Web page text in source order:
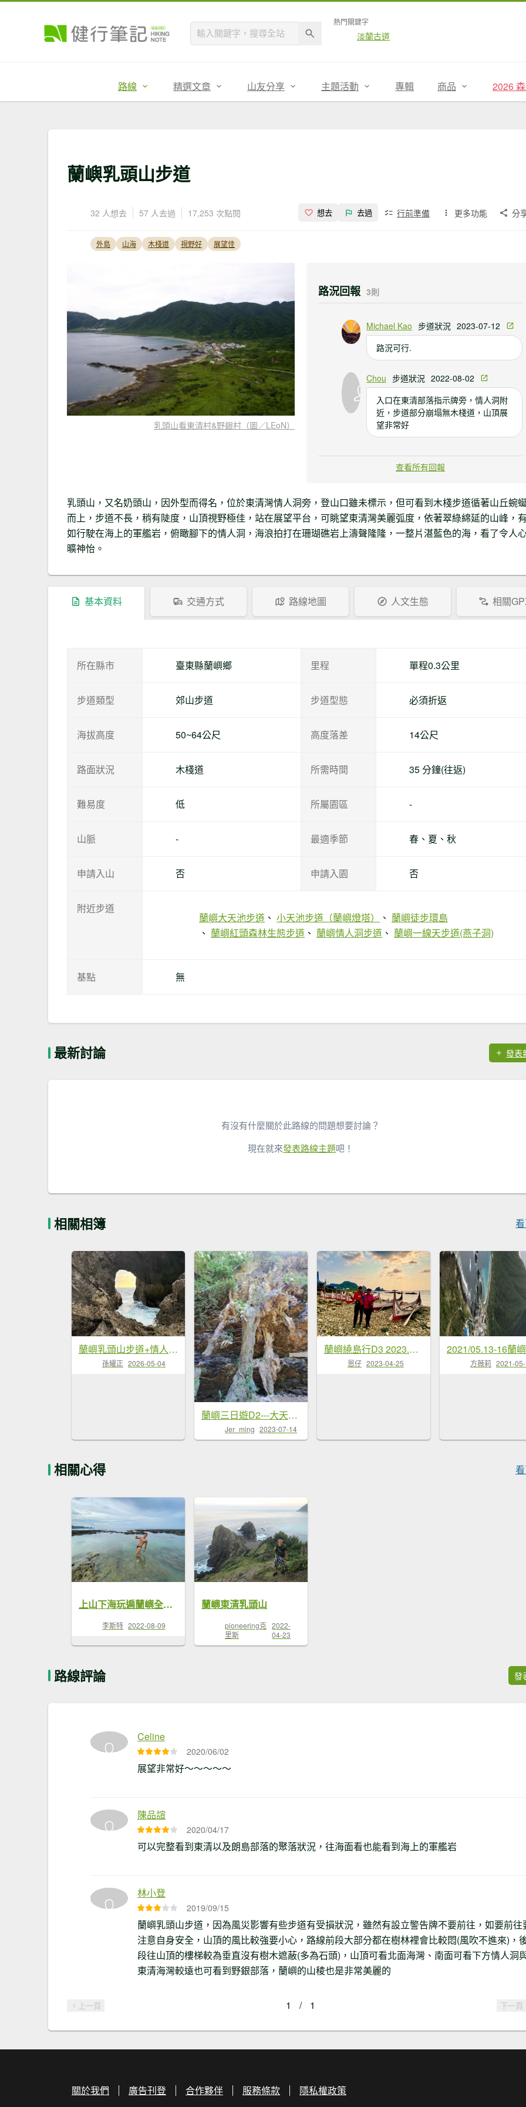
熱門關鍵字
淡蘭古道
路線 精選文章 山友分享 主題活動 專輯 商品 2026
蘭嶼乳頭山步道
32 人想去 57 人去過 17,253 次點閱 想去 去過 行前準備 更多功能 分
外島 山海 木棧道 視野好 展望佳
乳頭山看東清村&野銀村（圖／LEoN）
路況回報 3則
Michael Kao 步道狀況 2023-07-12
路況可行.
Chou 步道狀況 2022-08-02
入口在東清部落指示牌旁，情人洞附
近，步道部分崩塌無木棧道，山頂展
望非常好
黃冠中 步道狀況 2018-06-13
好、展望佳
查看所有回報
乳頭山，又名奶頭山，因外型而得名，位於東清灣情人洞旁，登山口雖未標示，但可看到木棧步道循著山丘蜿
而上，步道不長，稍有陡度，山頂視野極佳，站在展望平台，可眺望東清灣美麗弧度，依著翠綠綿延的山峰，
如行駛在海上的軍艦岩，俯瞰腳下的情人洞，海浪拍打在珊瑚礁岩上濤聲隆隆，一整片湛藍色的海，看了令人
曠神怡。
基本資料 交通方式 路線地圖 人文生態 相關
所在縣市 臺東縣蘭嶼鄉 里程 單程0.3公里
步道類型 郊山步道 步道型態 必須折返
海拔高度 50~64公尺 高度落差 14公尺
路面狀況 木棧道 所需時間 35 分鐘(往返)
難易度 低 所屬園區 -
山脈 - 最適季節 春、夏、秋
申請入山 否 申請入園 否
附近步道
蘭嶼大天池步道 小天池步道（蘭嶼燈塔）
蘭嶼徒步環島
蘭嶼紅頭森林生態步道
蘭嶼情人洞步道 蘭嶼一線天步道(燕子洞)
基點 無
最新討論 發表
有沒有什麼關於此路線的問題想要討論？
現在就來發表路線主題吧！
相關相簿
蘭嶼乳頭山步道+情人洞步道 20260420
孫耀正 2026-05-04
蘭嶼三日遊D2---大天池步道+紅頭森林生態步道+乳頭山步道+情人洞步道20230709
Jer_ming 2023-07-14
蘭嶼繞島行D3 2023.4.23
恩仔 2023-04-25 方薇莉 2021-
相關心得
上山下海玩遍蘭嶼全攻略
李斯特 2022-08-09
蘭嶼東清乳頭山
pioneering克
里斯
2022-
04-23
路線評論 發
Celine
2020/06/02
展望非常好～～～～～
陳品諠
2020/04/17
可以完整看到東清以及朗島部落的聚落狀況，往海面看也能看到海上的軍艦岩
林小登
2019/09/15
蘭嶼乳頭山步道，因為風災影響有些步道有受損狀況，雖然有設立警告牌不要前往，如要前往
注意自身安全，山頂的風比較強要小心，路線前段大部分都在樹林裡會比較悶(風吹不進來)，
段往山頂的樓梯較為垂直沒有樹木遮蔽(多為石頭)，山頂可看北面海灣、南面可看下方情人洞
東清海灣較遠也可看到野銀部落，蘭嶼的山稜也是非常美麗的
上一頁 1 / 1 下一頁
關於我們 廣告刊登 合作夥伴 服務條款 隱私權政策